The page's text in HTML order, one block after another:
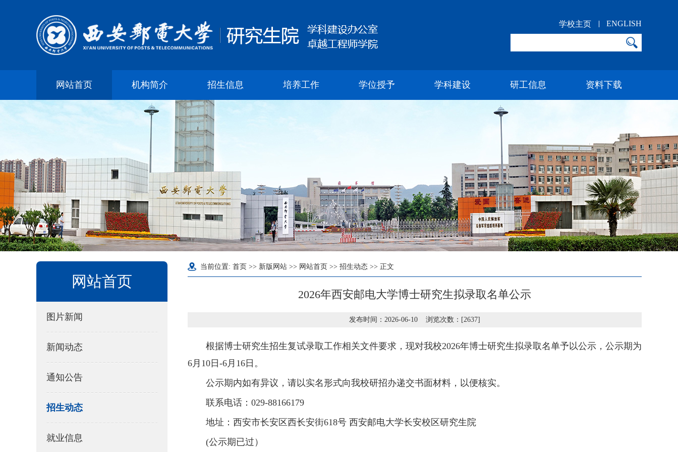
学校主页 ENGLISH
网站首页 机构简介 招生信息 培养工作 学位授予 学科建设 研工信息 资料下载
网站首页
图片新闻
新闻动态
通知公告
招生动态
就业信息
当前位置: 首页 >> 新版网站 >> 网站首页 >> 招生动态 >> 正文
2026年西安邮电大学博士研究生拟录取名单公示
发布时间：2026-06-10 浏览次数：[2637]
根据博士研究生招生复试录取工作相关文件要求，现对我校2026年博士研究生拟录取名单予以公示，公示期为
6月10日-6月16日。
公示期内如有异议，请以实名形式向我校研招办递交书面材料，以便核实。
联系电话：029-88166179
地址：西安市长安区西长安街618号 西安邮电大学长安校区研究生院
(公示期已过）